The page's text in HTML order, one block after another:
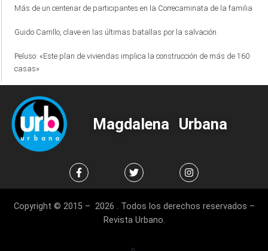
Más de un centenar de participantes en la Correcaminata de la familia
Guido Carrillo, clave en las últimas batallas por la salvación
Peluso: «Este plan de viviendas implica la construcción de más de 160
casas»
Magdalena Urbana
Copyright © 2015 – 2026 . Todos los derechos reservados –
Revista Urbano.